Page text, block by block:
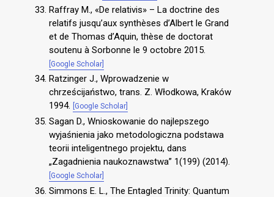
Raffray M., «De relativis» – La doctrine des
relatifs jusqu’aux synthèses d’Albert le Grand
et de Thomas d’Aquin, thèse de doctorat
soutenu à Sorbonne le 9 octobre 2015.
[Google Scholar]
Ratzinger J., Wprowadzenie w
chrześcijaństwo, trans. Z. Włodkowa, Kraków
1994.
[Google Scholar]
Sagan D., Wnioskowanie do najlepszego
wyjaśnienia jako metodologiczna podstawa
teorii inteligentnego projektu, dans
„Zagadnienia naukoznawstwa” 1(199) (2014).
[Google Scholar]
Simmons E. L., The Entagled Trinity: Quantum